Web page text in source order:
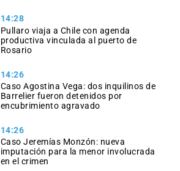
14:28
Pullaro viaja a Chile con agenda
productiva vinculada al puerto de
Rosario
14:26
Caso Agostina Vega: dos inquilinos de
Barrelier fueron detenidos por
encubrimiento agravado
14:26
Caso Jeremías Monzón: nueva
imputación para la menor involucrada
en el crimen